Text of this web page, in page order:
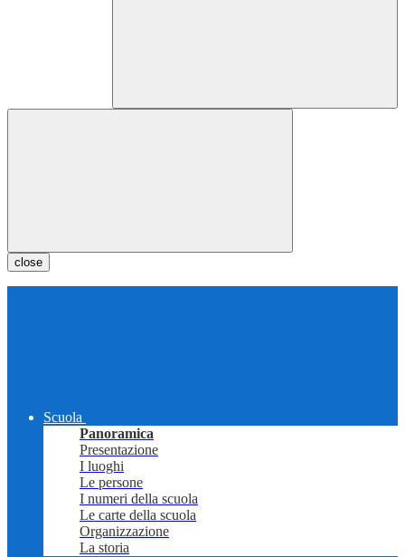
close
Scuola
Panoramica
Presentazione
I luoghi
Le persone
I numeri della scuola
Le carte della scuola
Organizzazione
La storia